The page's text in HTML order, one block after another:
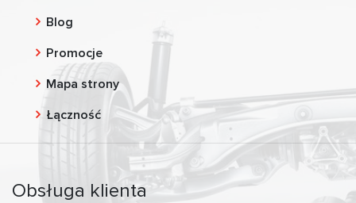
Blog
Promocje
Mapa strony
Łączność
Obsługa klienta